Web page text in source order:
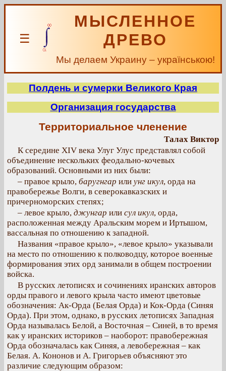
☰
МЫСЛЕННОЕ
ДРЕВО
Мы делаем Украину – українською!
Полдень и сумерки Великого Края
Организация государства
Территориальное членение
Талах Виктор
К середине XIV века Улуг Улус представлял собой
объединение нескольких феодально-кочевых
образований. Основными из них были:
– правое крыло, баругнгар или унг икул, орда на
правобережье Волги, в северокавказских и
причерноморских степях;
– левое крыло, джунгар или сул икул, орда,
расположенная между Аральским морем и Иртышом,
вассальная по отношению к западной.
Названия «правое крыло», «левое крыло» указывали
на место по отношению к полководцу, которое военные
формирования этих орд занимали в общем построении
войска.
В русских летописях и сочинениях иранских авторов
орды правого и левого крыла часто имеют цветовые
обозначения: Ак-Орда (Белая Орда) и Кок-Орда (Синяя
Орда). При этом, однако, в русских летописях Западная
Орда называлась Белой, а Восточная – Синей, в то время
как у иранских историков – наоборот: правобережная
Орда обозначалась как Синяя, а левобережная – как
Белая. А. Кононов и А. Григорьев объясняют это
различие следующим образом: